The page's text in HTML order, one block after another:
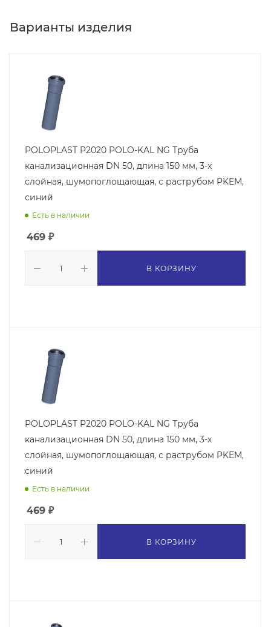
Варианты изделия
POLOPLAST P2020 POLO-KAL NG Труба
канализационная DN 50, длина 150 мм, 3-х
слойная, шумопоглощающая, с раструбом PKEM,
синий
Есть в наличии
469 ₽
В КОРЗИНУ
POLOPLAST P2020 POLO-KAL NG Труба
канализационная DN 50, длина 150 мм, 3-х
слойная, шумопоглощающая, с раструбом PKEM,
синий
Есть в наличии
469 ₽
В КОРЗИНУ